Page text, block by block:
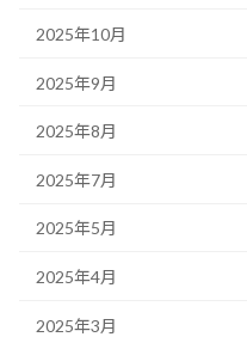
2025年10月
2025年9月
2025年8月
2025年7月
2025年5月
2025年4月
2025年3月